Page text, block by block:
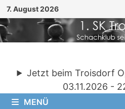
Zum
Inhalt
springen
7. August 2026
Jetzt beim Troisdorf
03.11.2026 -
MENÜ